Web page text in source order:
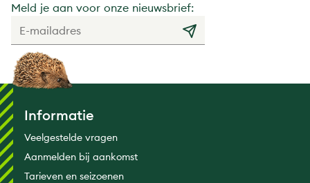
Meld je aan voor onze nieuwsbrief:
Informatie
Veelgestelde vragen
Aanmelden bij aankomst
Tarieven en seizoenen